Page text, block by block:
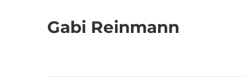
Gabi Reinmann